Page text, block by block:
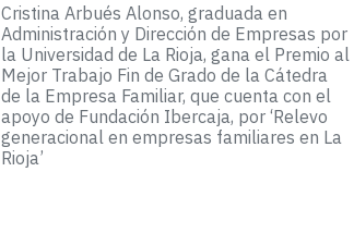
Cristina Arbués Alonso, graduada en
Administración y Dirección de Empresas por
la Universidad de La Rioja, gana el Premio al
Mejor Trabajo Fin de Grado de la Cátedra
de la Empresa Familiar, que cuenta con el
apoyo de Fundación Ibercaja, por ‘Relevo
generacional en empresas familiares en La
Rioja’